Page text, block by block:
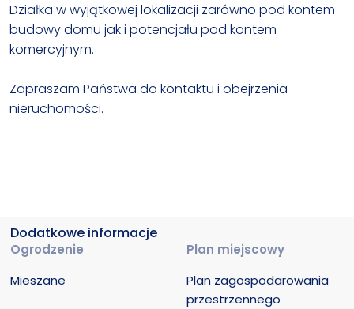
Działka w wyjątkowej lokalizacji zarówno pod kontem
budowy domu jak i potencjału pod kontem
komercyjnym.
Zapraszam Państwa do kontaktu i obejrzenia
nieruchomości.
Dodatkowe informacje
Ogrodzenie
Mieszane
Plan miejscowy
Plan zagospodarowania
przestrzennego